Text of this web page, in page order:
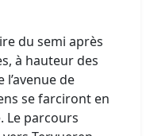
du semi après
à hauteur des
de
se farciront en
Le parcours